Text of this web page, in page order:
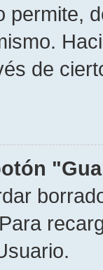
permite,
de